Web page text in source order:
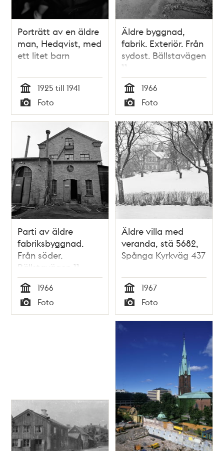
Porträtt av en äldre
man, Hedqvist, med
ett litet barn
Tid
1925 till 1941
Typ
Foto
Äldre byggnad,
fabrik. Exteriör. Från
sydost. Bällstavägen
11
Tid
1966
Typ
Foto
Parti av äldre
fabriksbyggnad.
Från söder.
Bällstavägen 11
Tid
1966
Typ
Foto
Äldre villa med
veranda, stä 5682,
Spånga Kyrkväg 437
Tid
1967
Typ
Foto